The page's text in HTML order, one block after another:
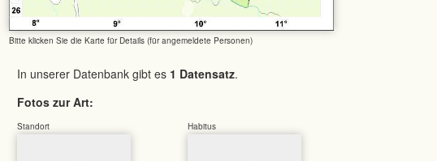
Bitte klicken Sie die Karte für Details (für angemeldete Personen)
In unserer Datenbank gibt es 1 Datensatz.
Fotos zur Art:
Standort Habitus